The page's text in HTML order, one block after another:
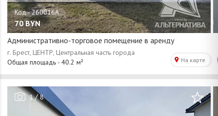
70 BYN
Административно-торговое помещение в аренду
1/8